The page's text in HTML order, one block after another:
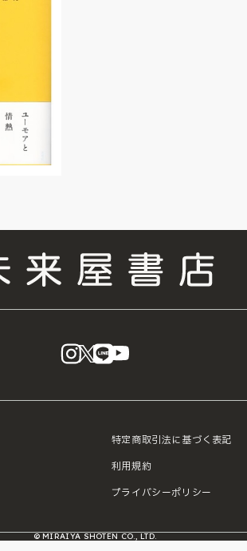
instagram
X LINE
特定商取引法に基づく表記
利用規約
プライバシーポリシー
© MIRAIYA SHOTEN CO., LTD.